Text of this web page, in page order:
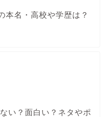
本名・高校や学歴は？
い？面白い？ネタやポ